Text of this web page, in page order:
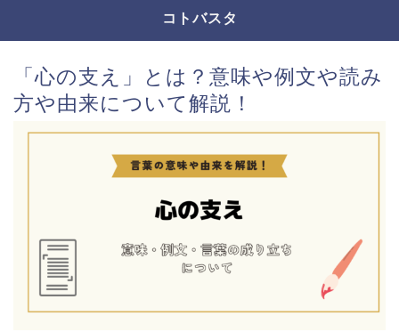
コトバスタ
「心の支え」とは？意味や例文や読み
方や由来について解説！